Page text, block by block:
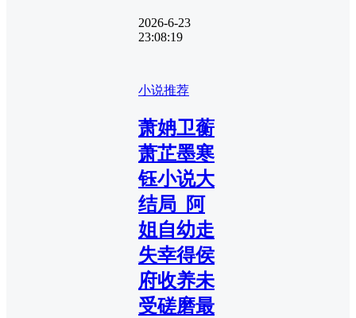
2026-6-23
23:08:19
小说推荐
萧姌卫蘅
萧芷墨寒
钰小说大
结局_阿
姐自幼走
失幸得侯
府收养未
受磋磨最